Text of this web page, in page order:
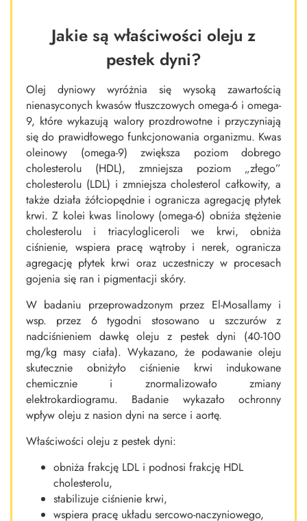
Jakie są właściwości oleju z
pestek dyni?
Olej dyniowy wyróżnia się wysoką zawartością
nienasyconych kwasów tłuszczowych omega-6 i omega-
9, które wykazują walory prozdrowotne i przyczyniają
się do prawidłowego funkcjonowania organizmu. Kwas
oleinowy (omega-9) zwiększa poziom dobrego
cholesterolu (HDL), zmniejsza poziom „złego”
cholesterolu (LDL) i zmniejsza cholesterol całkowity, a
także działa żółciopędnie i ogranicza agregację płytek
krwi. Z kolei kwas linolowy (omega-6) obniża stężenie
cholesterolu i triacylogliceroli we krwi, obniża
ciśnienie, wspiera pracę wątroby i nerek, ogranicza
agregację płytek krwi oraz uczestniczy w procesach
gojenia się ran i pigmentacji skóry.
W badaniu przeprowadzonym przez El-Mosallamy i
wsp. przez 6 tygodni stosowano u szczurów z
nadciśnieniem dawkę oleju z pestek dyni (40-100
mg/kg masy ciała). Wykazano, że podawanie oleju
skutecznie obniżyło ciśnienie krwi indukowane
chemicznie i znormalizowało zmiany
elektrokardiogramu. Badanie wykazało ochronny
wpływ oleju z nasion dyni na serce i aortę.
Właściwości oleju z pestek dyni:
obniża frakcję LDL i podnosi frakcję HDL
cholesterolu,
stabilizuje ciśnienie krwi,
wspiera pracę układu sercowo-naczyniowego,